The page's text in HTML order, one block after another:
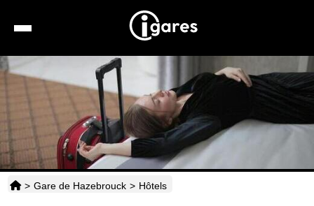
Location de voiture
Hôtels
Taxis
> Gare de Hazebrouck > Hôtels